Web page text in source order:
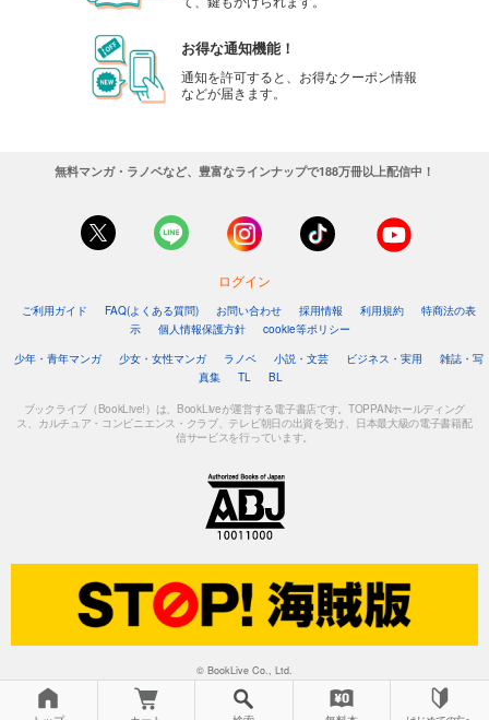
お得な通知機能！
通知を許可すると、お得なクーポン情報
などが届きます。
無料マンガ・ラノベなど、豊富なラインナップで188万冊以上配信中！
ログイン
ご利用ガイド FAQ(よくある質問) お問い合わせ 採用情報 利用規約
特商法の表
示
個人情報保護方針
cookie等ポリシー
少年・青年マンガ
少女・女性マンガ ラノベ 小説・文芸 ビジネス・実用
雑誌・写
真集
TL BL
ブックライブ（BookLive!）は、BookLiveが運営する電子書店です。TOPPANホールディング
ス、カルチュア・コンビニエンス・クラブ、テレビ朝日の出資を受け、日本最大級の電子書籍配
信サービスを行っています。
© BookLive Co., Ltd.